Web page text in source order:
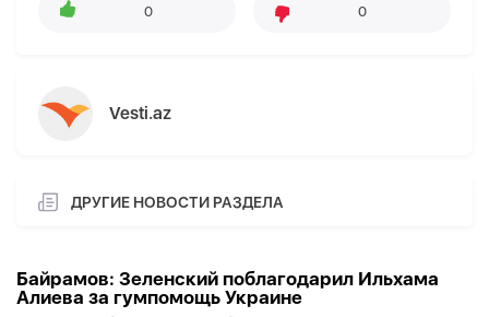
0 0
Vesti.az
ДРУГИЕ НОВОСТИ РАЗДЕЛА
Байрамов: Зеленский поблагодарил Ильхама
Алиева за гумпомощь Украине